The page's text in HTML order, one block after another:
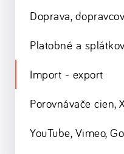
Doprava,
Platobné a
Import - export
Porovnávače cien,
YouTube, Vimeo,